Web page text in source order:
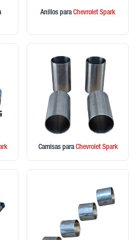
Anillos paraChevrolet Spark
Camisas paraChevroletSpark